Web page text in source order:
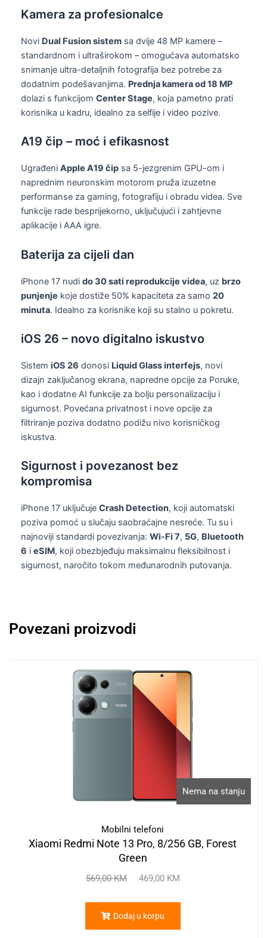
Kamera za profesionalce
Novi Dual Fusion sistem sa dvije 48 MP kamere –
standardnom i ultraširokom – omogućava automatsko
snimanje ultra-detaljnih fotografija bez potrebe za
dodatnim podešavanjima. Prednja kamera od 18 MP
dolazi s funkcijom Center Stage, koja pametno prati
korisnika u kadru, idealno za selfije i video pozive.
A19 čip – moć i efikasnost
Ugrađeni Apple A19 čip sa 5-jezgrenim GPU-om i
naprednim neuronskim motorom pruža izuzetne
performanse za gaming, fotografiju i obradu videa. Sve
funkcije rade besprijekorno, uključujući i zahtjevne
aplikacije i AAA igre.
Baterija za cijeli dan
iPhone 17 nudi do 30 sati reprodukcije videa, uz brzo
punjenje koje dostiže 50% kapaciteta za samo 20
minuta. Idealno za korisnike koji su stalno u pokretu.
iOS 26 – novo digitalno iskustvo
Sistem iOS 26 donosi Liquid Glass interfejs, novi
dizajn zaključanog ekrana, napredne opcije za Poruke,
kao i dodatne AI funkcije za bolju personalizaciju i
sigurnost. Povećana privatnost i nove opcije za
filtriranje poziva dodatno podižu nivo korisničkog
iskustva.
Sigurnost i povezanost bez
kompromisa
iPhone 17 uključuje Crash Detection, koji automatski
poziva pomoć u slučaju saobraćajne nesreće. Tu su i
najnoviji standardi povezivanja: Wi-Fi 7, 5G, Bluetooth
6 i eSIM, koji obezbjeđuju maksimalnu fleksibilnost i
sigurnost, naročito tokom međunarodnih putovanja.
Povezani proizvodi
Nema na stanju
Mobilni telefoni
Xiaomi Redmi Note 13 Pro, 8/256 GB, Forest
Green
569,00KM 469,00 KM
Dodaj u korpu